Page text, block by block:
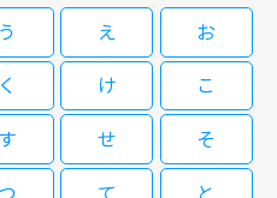
ほか 地上波放送日：2003年4月19
彼の前にはなお多くの困難や試練が
という犯人からのメモが残されてい
奇殺人事件の裁判で裁判員をしてい
った。犯人“カエル男”は続いて遥と
旬ら豪華キャストが共演して、大友
リラーエンターテインメント。ＷＯ
殺人事件が連続発生。まるで犠牲
マスクをかぶり、自分が殺人のアー
ヤングマガジンに連載された人気コ
啓史監督が、小栗、尾野真千子、
えて映画化。米映画「セブン」に大
る
う え
お
く け
こ
す せ
そ
つ て
と